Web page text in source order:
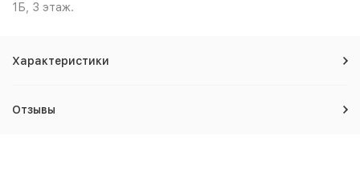
1Б, 3 этаж.
Характеристики
Отзывы